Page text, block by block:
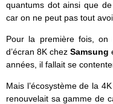
quantums dot ainsi que
car on ne peut pas tout
Pour la première fois, on
d’écran 8K chezSamsung
années, il fallait se
Mais l’écosystème de la
renouvelait sa gamme de